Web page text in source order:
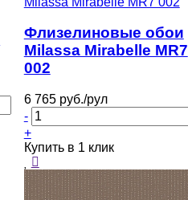
Флизелиновые обои
Milassa Mirabelle MR7
002
6 765 руб./рул
-
+
Купить в 1 клик